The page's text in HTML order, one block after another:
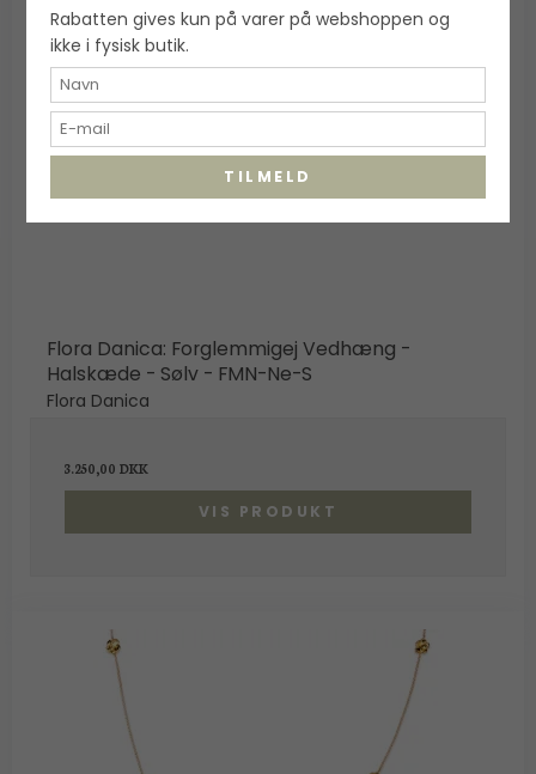
Flora Danica: Forglemmigej Vedhæng -
Halskæde - Sølv - FMN-Ne-S
Flora Danica
3.250,00 DKK
VIS PRODUKT
Rabatten gives kun på varer på webshoppen og
ikke i fysisk butik.
TILMELD